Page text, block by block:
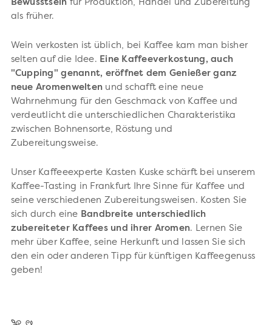
Bewusstsein für Produktion, Handel und Zubereitung
als früher.
Wein verkosten ist üblich, bei Kaffee kam man bisher
selten auf die Idee. Eine Kaffeeverkostung, auch
"Cupping" genannt, eröffnet dem Genießer ganz
neue Aromenwelten und schafft eine neue
Wahrnehmung für den Geschmack von Kaffee und
verdeutlicht die unterschiedlichen Charakteristika
zwischen Bohnensorte, Röstung und
Zubereitungsweise.
Unser Kaffeeexperte Kasten Kuske schärft bei unserem
Kaffee-Tasting in Frankfurt Ihre Sinne für Kaffee und
seine verschiedenen Zubereitungsweisen. Kosten Sie
sich durch eine Bandbreite unterschiedlich
zubereiteter Kaffees und ihrer Aromen. Lernen Sie
mehr über Kaffee, seine Herkunft und lassen Sie sich
den ein oder anderen Tipp für künftigen Kaffeegenuss
geben!